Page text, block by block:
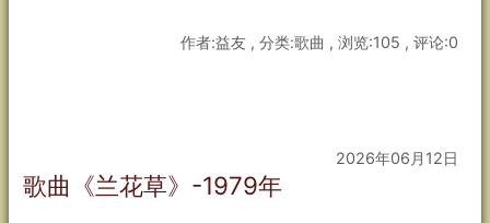
作者:益友 , 分类:歌曲 , 浏览:105 , 评论:0
2026年06月12日
歌曲《兰花草》-1979年